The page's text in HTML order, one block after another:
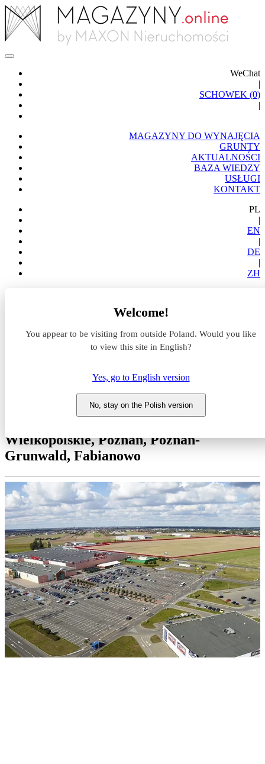
WeChat
|
SCHOWEK (0)
|
MAGAZYNY DO WYNAJĘCIA
GRUNTY
AKTUALNOŚCI
BAZA WIEDZY
USŁUGI
KONTAKT
PL
|
EN
|
DE
|
ZH
Welcome!
You appear to be visiting from outside Poland. Would you like
to view this site in English?
Yes, go to English version
No, stay on the Polish version
Poznań-Grunwald
Magazyn do wynajęcia Prologis
Park Poznań III
Wielkopolskie, Poznań, Poznań-
Grunwald, Fabianowo